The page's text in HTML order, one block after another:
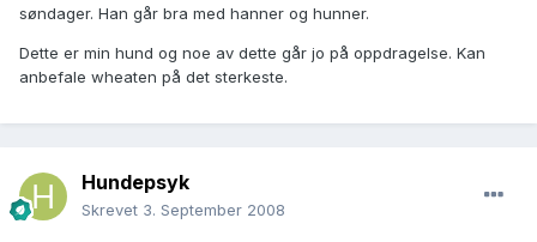
søndager. Han går bra med hanner og hunner.
Dette er min hund og noe av dette går jo på oppdragelse. Kan
anbefale wheaten på det sterkeste.
Hundepsyk
Skrevet 3. September 2008